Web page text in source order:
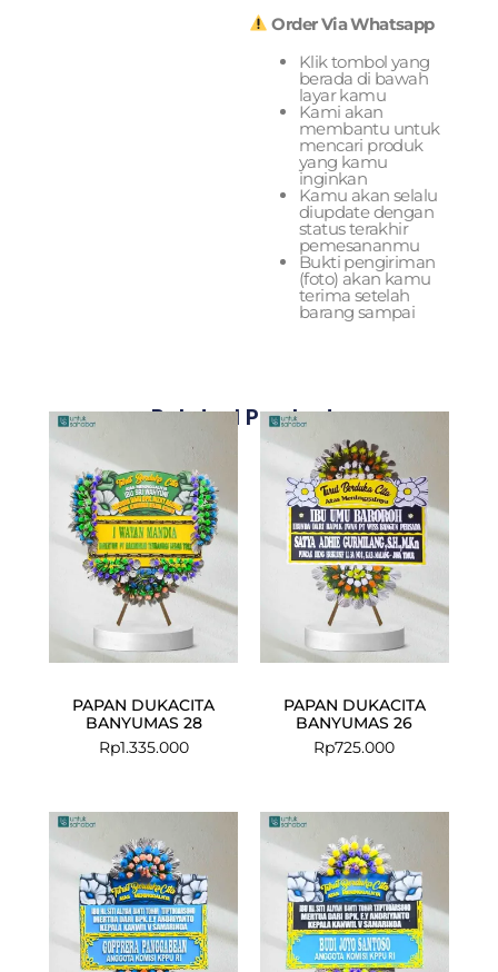
Order Via Whatsapp
Klik tombol yang
berada di bawah
layar kamu
Kami akan
membantu untuk
mencari produk
yang kamu
inginkan
Kamu akan selalu
diupdate dengan
status terakhir
pemesananmu
Bukti pengiriman
(foto) akan kamu
terima setelah
barang sampai
Related Products
PAPAN DUKACITA
BANYUMAS 28
Rp1.335.000
PAPAN DUKACITA
BANYUMAS 26
Rp725.000